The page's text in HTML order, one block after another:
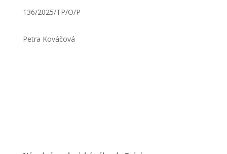
136/2025/TP/O/P
Petra Kováčová